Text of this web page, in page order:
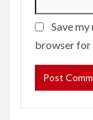
Save
browser for